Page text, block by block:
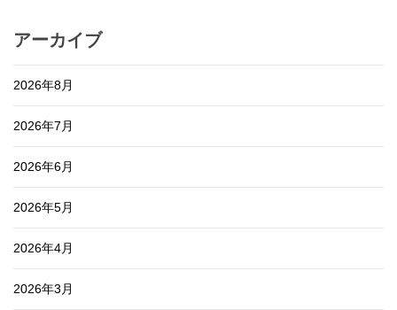
アーカイブ
2026年8月
2026年7月
2026年6月
2026年5月
2026年4月
2026年3月